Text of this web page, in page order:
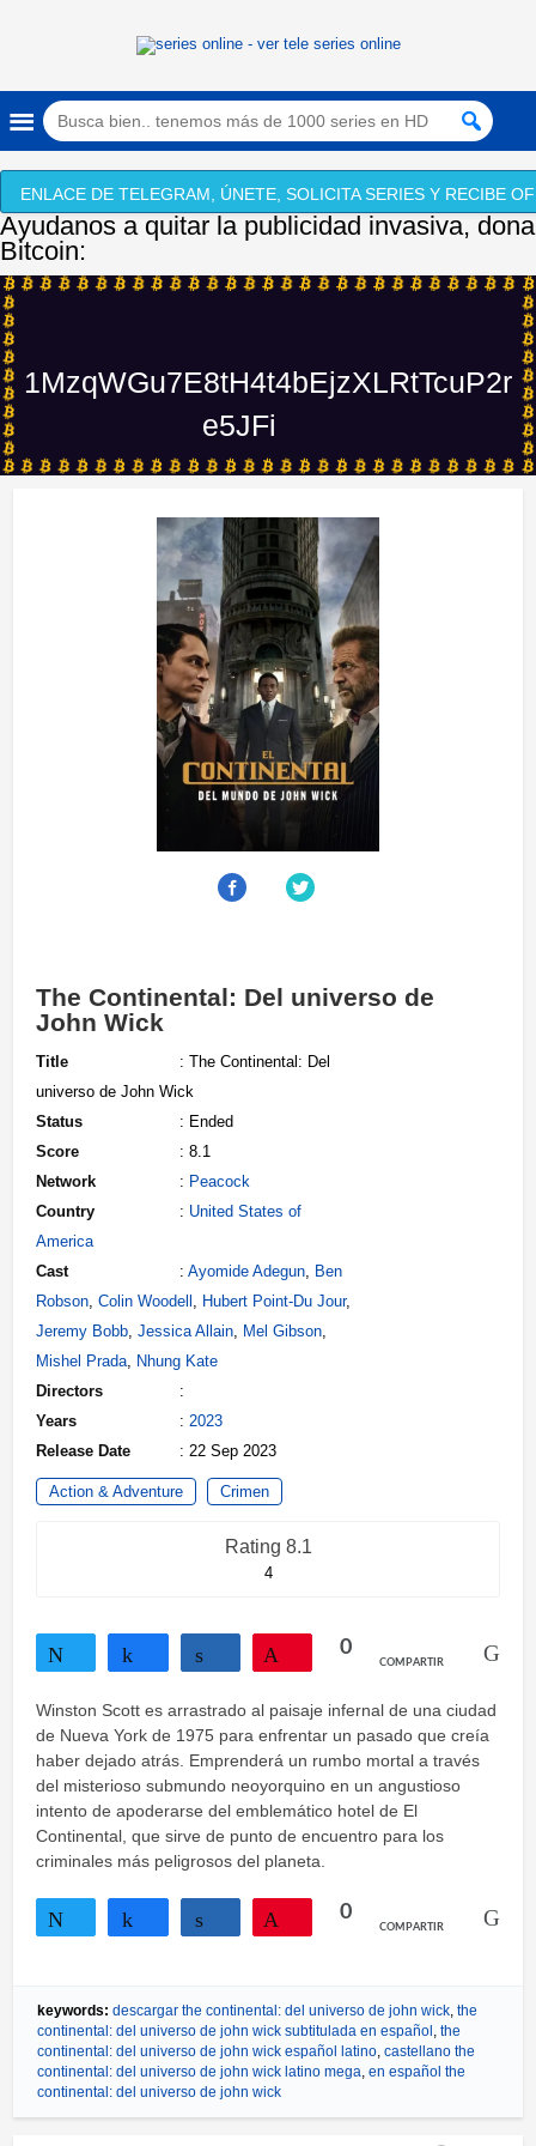
ENLACE DE TELEGRAM, ÚNETE, SOLICITA SERIES Y RECIBE
Ayudanos a quitar la publicidad invasiva, dona
Bitcoin:
1MzqWGu7E8tH4t4bEjzXLRtTcuP2r
e5JFi
The Continental: Del universo de
John Wick
Title
: The Continental: Del
universo de John Wick
Status
: Ended
Score
: 8.1
Network
: Peacock
Country
: United States of
America
Cast
: Ayomide Adegun, Ben
Robson, Colin Woodell , Hubert Point-Du Jour,
Jeremy Bobb, Jessica Allain, Mel Gibson,
Mishel Prada, Nhung Kate
Directors
:
Years
: 2023
Release Date
: 22 Sep 2023
Action & Adventure Crimen
Rating 8.1
4
0
COMPARTIR
Winston Scott es arrastrado al paisaje infernal de una ciudad
de Nueva York de 1975 para enfrentar un pasado que creía
haber dejado atrás. Emprenderá un rumbo mortal a través
del misterioso submundo neoyorquino en un angustioso
intento de apoderarse del emblemático hotel de El
Continental, que sirve de punto de encuentro para los
criminales más peligrosos del planeta.
0
COMPARTIR
keywords: descargar the continental: del universo de john wick, the
continental: del universo de john wick subtitulada en español , the
continental: del universo de john wick español latino, castellano the
continental: del universo de john wick latino mega, en español the
continental: del universo de john wick